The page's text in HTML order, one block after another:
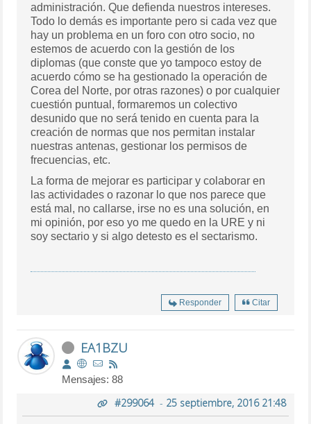
administración. Que defienda nuestros intereses.
Todo lo demás es importante pero si cada vez que
hay un problema en un foro con otro socio, no
estemos de acuerdo con la gestión de los
diplomas (que conste que yo tampoco estoy de
acuerdo cómo se ha gestionado la operación de
Corea del Norte, por otras razones) o por cualquier
cuestión puntual, formaremos un colectivo
desunido que no será tenido en cuenta para la
creación de normas que nos permitan instalar
nuestras antenas, gestionar los permisos de
frecuencias, etc.
La forma de mejorar es participar y colaborar en
las actividades o razonar lo que nos parece que
está mal, no callarse, irse no es una solución, en
mi opinión, por eso yo me quedo en la URE y ni
soy sectario y si algo detesto es el sectarismo.
Responder Citar
EA1BZU
Mensajes: 88
#299064- 25 septiembre, 2016 21:48